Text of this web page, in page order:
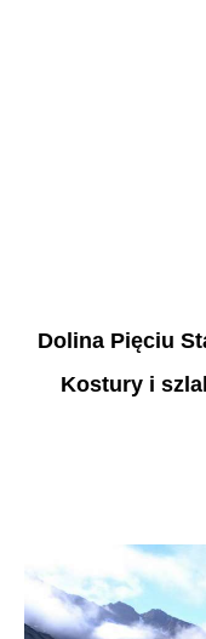
Dolina Pięciu
Kostury i